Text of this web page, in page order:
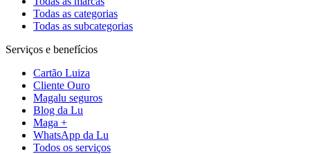
Todas as categorias
Todas as subcategorias
Serviços e benefícios
Cartão Luiza
Cliente Ouro
Magalu seguros
Blog da Lu
Maga +
WhatsApp da Lu
Todos os serviços